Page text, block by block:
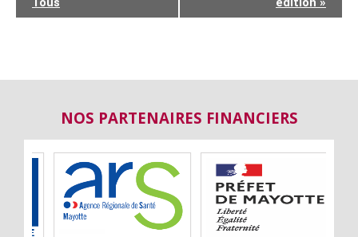
NOS PARTENAIRES FINANCIERS